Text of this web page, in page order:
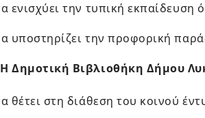
ενισχύει την τυπική
υποστηρίζει την προφορική
Η Δημοτική Βιβλιοθήκη Δήμου
θέτει στη διάθεση του κοινού